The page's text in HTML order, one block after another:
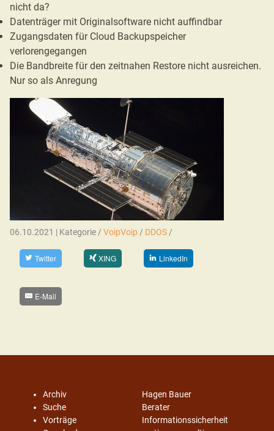
nicht da?
Datenträger mit Originalsoftware nicht auffindbar
Zugangsdaten für Cloud Backupspeicher
verlorengegangen
Die Bandbreite für den zeitnahen Restore nicht ausreichen.
Nur so als Anregung
06.10.2021 | Kategorie / VoipVoip / DDOS /
Twitter XING LinkedIn
E-Mail
Archiv
Suche
Vorträge
Hagen Bauer
Berater
Informationssicherheit